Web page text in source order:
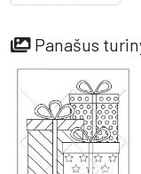
Panašus